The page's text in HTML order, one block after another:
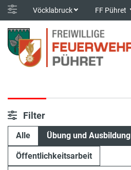
Vöcklabruck FF Pühret
Filter
Alle Übung und Ausbildung
Öffentlichkeitsarbeit